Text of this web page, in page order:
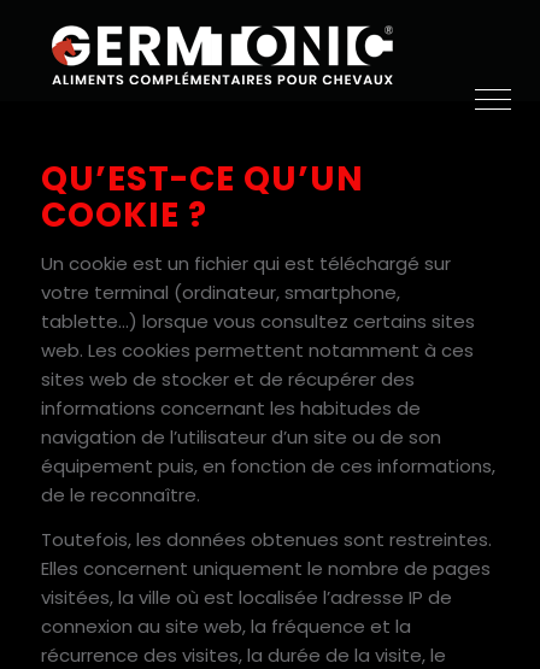
QU’EST-CE QU’UN
COOKIE ?
Un cookie est un fichier qui est téléchargé sur
votre terminal (ordinateur, smartphone,
tablette…) lorsque vous consultez certains sites
web. Les cookies permettent notamment à ces
sites web de stocker et de récupérer des
informations concernant les habitudes de
navigation de l’utilisateur d’un site ou de son
équipement puis, en fonction de ces informations,
de le reconnaître.
Toutefois, les données obtenues sont restreintes.
Elles concernent uniquement le nombre de pages
visitées, la ville où est localisée l’adresse IP de
connexion au site web, la fréquence et la
récurrence des visites, la durée de la visite, le